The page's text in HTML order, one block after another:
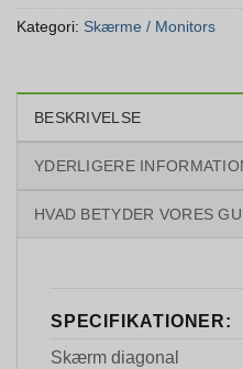
Kategori: Skærme / Monitors
BESKRIVELSE
YDERLIGERE
HVAD BETYDER VORES
SPECIFIKATIONER:
Skærm diagonal